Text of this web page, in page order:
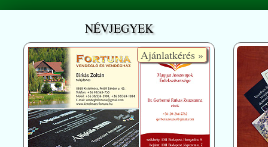
NÉVJEGYEK
Ajánlatkérés »